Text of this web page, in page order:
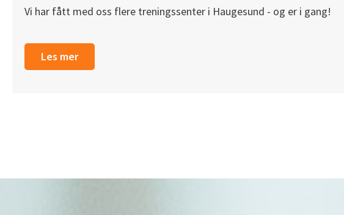
Vi har fått med oss flere treningssenter i Haugesund - og er i gang!
Les mer